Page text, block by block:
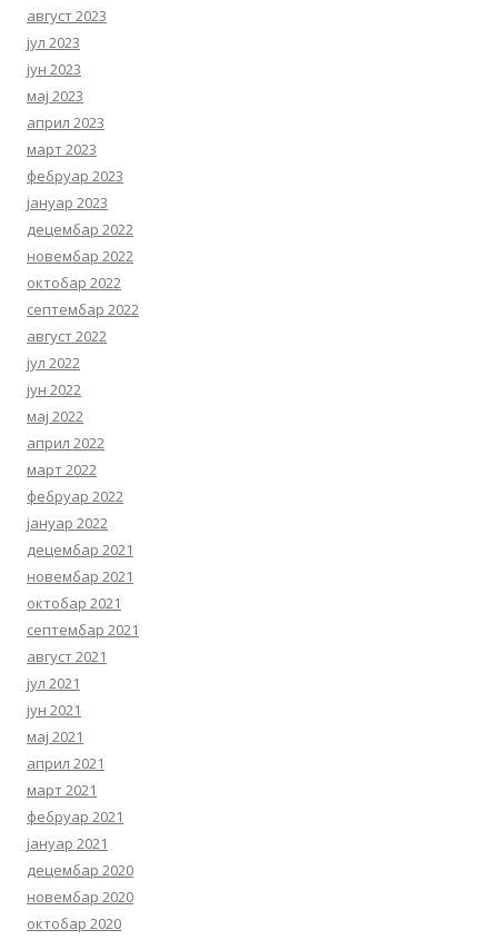
август 2023
јул 2023
јун 2023
мај 2023
април 2023
март 2023
фебруар 2023
јануар 2023
децембар 2022
новембар 2022
октобар 2022
септембар 2022
август 2022
јул 2022
јун 2022
мај 2022
април 2022
март 2022
фебруар 2022
јануар 2022
децембар 2021
новембар 2021
октобар 2021
септембар 2021
август 2021
јул 2021
јун 2021
мај 2021
април 2021
март 2021
фебруар 2021
јануар 2021
децембар 2020
новембар 2020
октобар 2020